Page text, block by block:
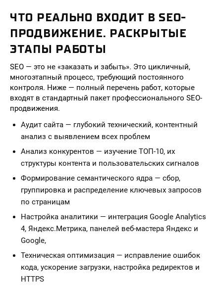
ЧТО РЕАЛЬНО ВХОДИТ В SEO-
ПРОДВИЖЕНИЕ. РАСКРЫТЫЕ
ЭТАПЫ РАБОТЫ
SEO — это не «заказать и забыть». Это цикличный,
многоэтапный процесс, требующий постоянного
контроля. Ниже — полный перечень работ, которые
входят в стандартный пакет профессионального SEO-
продвижения.
Аудит сайта — глубокий технический, контентный
анализ с выявлением всех проблем
Анализ конкурентов — изучение ТОП-10, их
структуры контента и пользовательских сигналов
Формирование семантического ядра — сбор,
группировка и распределение ключевых запросов
по страницам
Настройка аналитики — интеграция Google Analytics
4, Яндекс.Метрика, панелей веб-мастера Яндекс и
Google,
Техническая оптимизация — исправление ошибок
кода, ускорение загрузки, настройка редиректов и
HTTPS